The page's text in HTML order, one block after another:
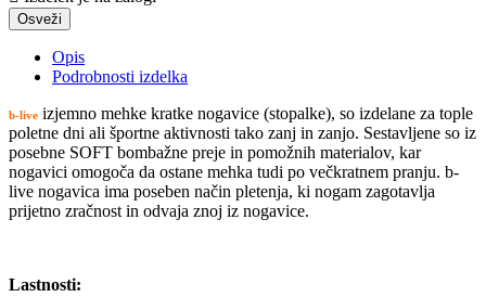
Opis
Podrobnosti izdelka
b-live izjemno mehke kratke nogavice (stopalke), so izdelane za tople
poletne dni ali športne aktivnosti tako zanj in zanjo. Sestavljene so iz
posebne SOFT bombažne preje in pomožnih materialov, kar
nogavici omogoča da ostane mehka tudi po večkratnem pranju. b-
live nogavica ima poseben način pletenja, ki nogam zagotavlja
prijetno zračnost in odvaja znoj iz nogavice.
Lastnosti: